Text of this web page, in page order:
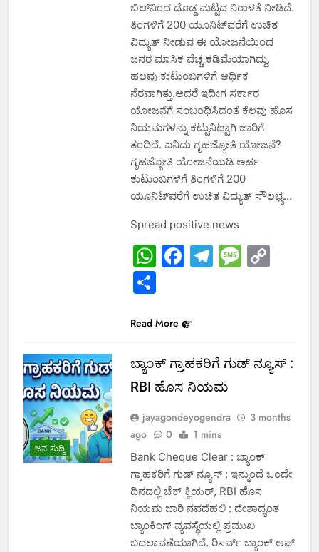
ಬಿಲ್‌ನಿಂದ ದೊಡ್ಡ ಮಟ್ಟದ ನಿರಾಳತೆ ನೀಡಿದೆ.
ತಿಂಗಳಿಗೆ 200 ಯೂನಿಟ್‌ವರೆಗೆ ಉಚಿತ
ವಿದ್ಯುತ್‌ ನೀಡುವ ಈ ಯೋಜನೆಯಿಂದ
ಜನರ ಮಾಸಿಕ ವೆಚ್ಚ ಕಡಿಮೆಯಾಗಿದ್ದು,
ಹಲವು ಕುಟುಂಬಗಳಿಗೆ ಆರ್ಥಿಕ
ನೆರವಾಗಿತ್ತು.ಆದರೆ ಇದೀಗ ಸರ್ಕಾರ
ಯೋಜನೆಗೆ ಸಂಬಂಧಿಸಿದಂತೆ ಕೆಲವು ಹೊಸ
ನಿಯಮಗಳನ್ನು ಕಟ್ಟುನಿಟ್ಟಾಗಿ ಜಾರಿಗೆ
ತಂದಿದೆ. ಏನಿದು ಗೃಹಜ್ಯೋತಿ ಯೋಜನೆ?
ಗೃಹಜ್ಯೋತಿ ಯೋಜನೆಯಡಿ ಅರ್ಹ
ಕುಟುಂಬಗಳಿಗೆ ತಿಂಗಳಿಗೆ 200
ಯೂನಿಟ್‌ವರೆಗೆ ಉಚಿತ ವಿದ್ಯುತ್‌ ಸೌಲಭ್ಯ…
Spread positive news
WhatsApp
Facebook
Telegram
Share
Read More
ಜನ ಸುದ್ದಿ
ಬ್ಯಾಂಕ್ ಗ್ರಾಹಕರಿಗೆ ಗುಡ್ ನ್ಯೂಸ್ :
RBI ಹೊಸ ನಿಯಮ
jayagondeyogendra
3 months
ago
0 1 mins
Bank Cheque Clear : ಬ್ಯಾಂಕ್
ಗ್ರಾಹಕರಿಗೆ ಗುಡ್ ನ್ಯೂಸ್ : ಇನ್ಮುಂದೆ ಒಂದೇ
ದಿನದಲ್ಲಿ ಚೆಕ್ ಕ್ಲಿಯರ್, RBI ಹೊಸ
ನಿಯಮ ಜಾರಿ ನವದೆಹಲಿ : ದೇಶಾದ್ಯಂತ
ಬ್ಯಾಂಕಿಂಗ್ ವ್ಯವಸ್ಥೆಯಲ್ಲಿ ಪ್ರಮುಖ
ಬದಲಾವಣೆಯಾಗಿದೆ. ರಿಸರ್ವ್ ಬ್ಯಾಂಕ್ ಆಫ್